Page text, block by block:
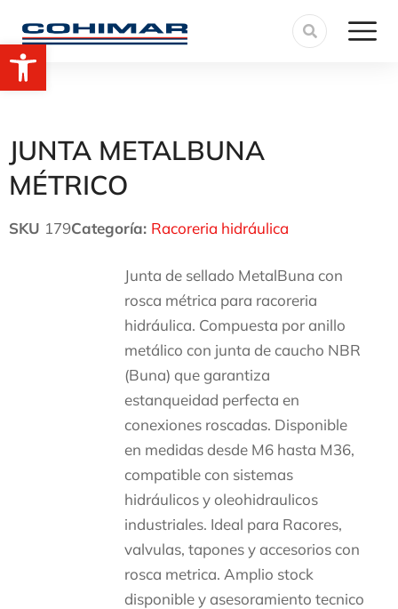
JUNTA METALBUNA
MÉTRICO
SKU 179Categoría: Racoreria hidráulica
Junta de sellado MetalBuna con
rosca métrica para racoreria
hidráulica. Compuesta por anillo
metálico con junta de caucho NBR
(Buna) que garantiza
estanqueidad perfecta en
conexiones roscadas. Disponible
en medidas desde M6 hasta M36,
compatible con sistemas
hidráulicos y oleohidraulicos
industriales. Ideal para Racores,
valvulas, tapones y accesorios con
rosca metrica. Amplio stock
disponible y asesoramiento tecnico
Abrir barra de herramientas